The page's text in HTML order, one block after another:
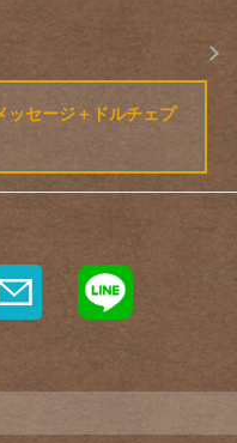
セージ＋ドルチェプ